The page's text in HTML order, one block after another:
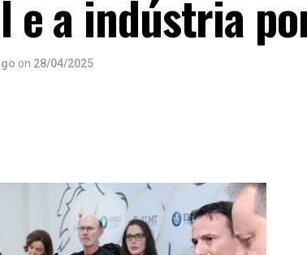
a indústria
on 28/04/2025